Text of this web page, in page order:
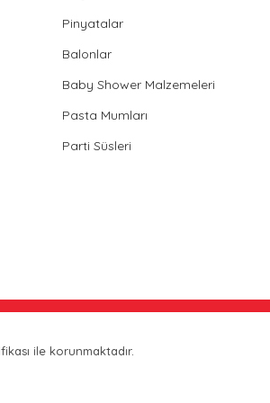
Pinyatalar
Balonlar
Baby Shower Malzemeleri
Pasta Mumları
Parti Süsleri
ile korunmaktadır.